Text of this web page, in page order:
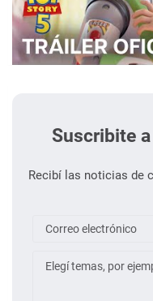
Suscribite
Recibí las noticias de